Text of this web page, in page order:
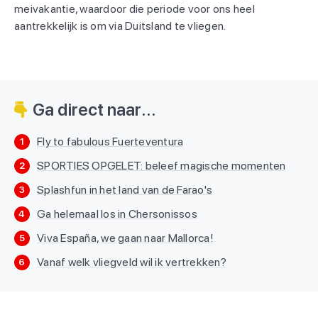
meivakantie, waardoor die periode voor ons heel
aantrekkelijk is om via Duitsland te vliegen.
Ga direct naar...
1 Fly to fabulous Fuerteventura
2 SPORTIES OPGELET: beleef magische momenten
3 Splashfun in het land van de Farao's
4 Ga helemaal los in Chersonissos
5 Viva España, we gaan naar Mallorca!
6 Vanaf welk vliegveld wil ik vertrekken?